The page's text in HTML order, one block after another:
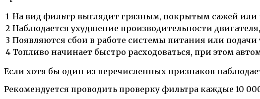
1 На вид фильтр выглядит грязным, покрытым сажей
2 Наблюдается ухудшение производительности
3 Появляются сбои в работе системы питания или подачи
4 Топливо начинает быстро расходоваться, при этом
Если хотя бы один из перечисленных признаков
Рекомендуется проводить проверку фильтра каждые 10